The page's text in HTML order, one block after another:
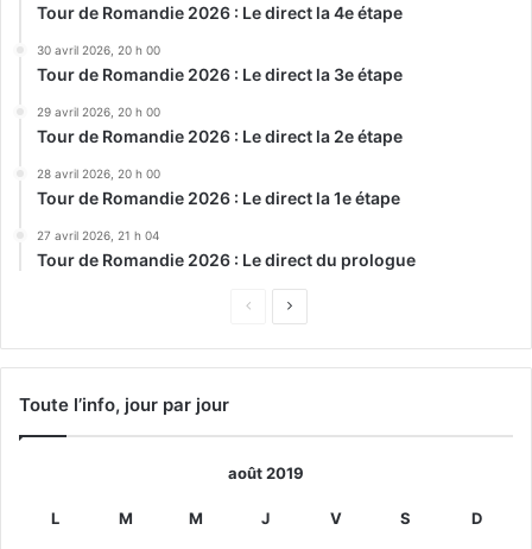
Tour de Romandie 2026 : Le direct la 4e étape
30 avril 2026, 20 h 00
Tour de Romandie 2026 : Le direct la 3e étape
29 avril 2026, 20 h 00
Tour de Romandie 2026 : Le direct la 2e étape
28 avril 2026, 20 h 00
Tour de Romandie 2026 : Le direct la 1e étape
27 avril 2026, 21 h 04
Tour de Romandie 2026 : Le direct du prologue
Page
Page
Toute l’info, jour par jour
août 2019
L M M J V S D